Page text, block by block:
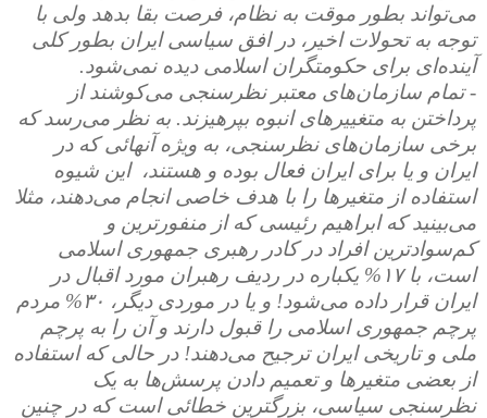
می‌تواند بطور موقت به نظام، فرصت بقا بدهد ولی با
توجه به تحولات اخیر، در افق سیاسی ایران بطور کلی
آینده‌ای برای حکومتگران اسلامی دیده نمی‌شود.
- تمام سازمان‌های معتبر نظرسنجی می‌کوشند از
پرداختن به متغییرهای انبوه بپرهیزند. به نظر می‌رسد که
برخی سازمان‌های نظرسنجی، به ویژه آنهائی که در
ایران و یا برای ایران فعال بوده و هستند، این شیوه
استفاده از متغیرها را با هدف خاصی انجام می‌دهند، مثلا
می‌بینید که ابراهیم رئیسی که از منفورترین و
کم‌سوادترین افراد در کادر رهبری جمهوری اسلامی
است، با ۱۷% یکباره در ردیف رهبران مورد اقبال در
ایران قرار داده می‌شود! و یا در موردی دیگر، ۳۰% مردم
پرچم جمهوری اسلامی را قبول دارند و آن را به پرچم
ملی و تاریخی ایران ترجیح می‌دهند! در حالی که استفاده
از بعضی متغیرها و تعمیم دادن پرسش‌ها به یک
نظرسنجی سیاسی، بزرگترین خطائی است که در چنین